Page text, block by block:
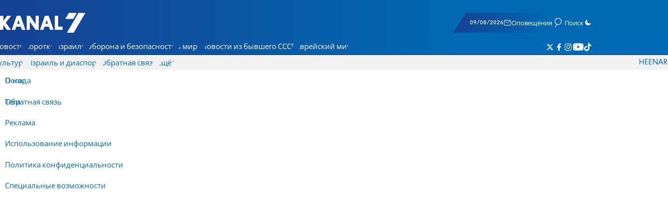
7 КАНАЛ - Аруц Шева
09/08/2026 Оповещения Поиск
Коротко Израиль Оборона и безопасность В мире Новости из бывшего СССР Еврейский мир
Израиль и диаспора Обратная связь
О нас
Обратная связь
Реклама
Использование информации
Политика конфиденциальности
Специальные возможности
Ещё
Погода
Теги
HEENAR